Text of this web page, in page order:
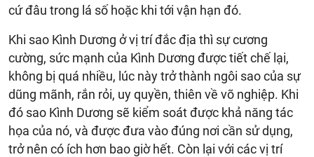
cứ đâu trong lá số hoặc khi tới vận hạn đó.
Khi sao Kình Dương ở vị trí đắc địa thì sự cương
cường, sức mạnh của Kình Dương được tiết chế lại,
không bị quá nhiều, lúc này trở thành ngôi sao của sự
dũng mãnh, rắn rỏi, uy quyền, thiên về võ nghiệp. Khi
đó sao Kình Dương sẽ kiểm soát được khả năng tác
họa của nó, và được đưa vào đúng nơi cần sử dụng,
trở nên có ích hơn bao giờ hết. Còn lại với các vị trí